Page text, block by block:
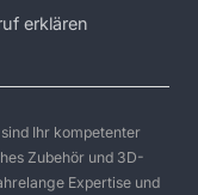
erklären
Ihr kompetenter
Zubehör und 3D-
Expertise und